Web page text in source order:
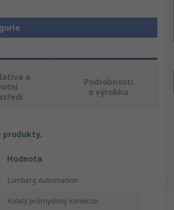
a
Podrobnosti
o výrobku
produkty.
Hodnota
Lumberg Automation
Kulatý průmyslový konektor